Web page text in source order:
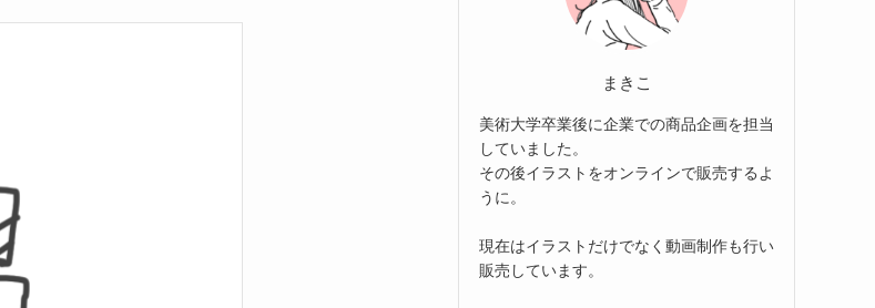
まきこ
美術大学卒業後に企業での商品企画を担当
していました。
その後イラストをオンラインで販売するよ
うに。
現在はイラストだけでなく動画制作も行い
販売しています。